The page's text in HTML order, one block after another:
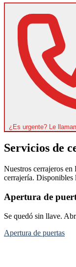
¿Es urgente? Le
Servicios de
Nuestros cerrajeros
cerrajería. Disponibles
Apertura de
Se quedó sin llave.
Apertura de puertas